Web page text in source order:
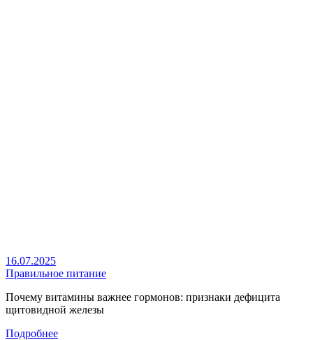
16.07.2025
Правильное питание
Почему витамины важнее гормонов: признаки дефицита
щитовидной железы
Подробнее